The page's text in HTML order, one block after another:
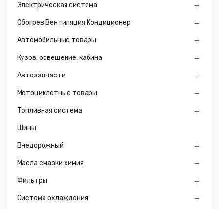
Электрическая система 
Обогрев Вентиляция Кондиционер 
Автомобильные товары 
Кузов, освещение, кабина 
Автозапчасти 
Мотоциклетные товары 
Топливная система 
Шины
Внедорожный 
Масла смазки химия 
Фильтры 
Система охлаждения 